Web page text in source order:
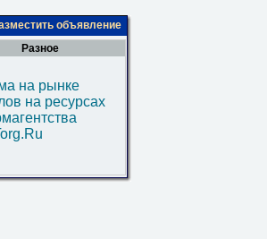
объявление
Разное
на рынке
на ресурсах